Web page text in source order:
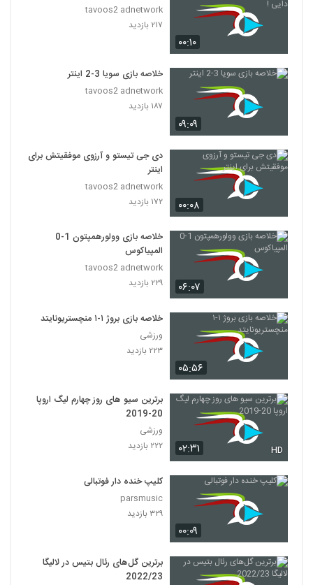
۰۰:۱۰
tavoos2 adnetwork
۲۱۷ بازدید
۰۹:۰۹
خلاصه بازی سویا 3-2 اینتر
tavoos2 adnetwork
۱۸۷ بازدید
۰۰:۰۸
دی جی تیستو و آرزوی موفقیتش برای
اینتر
tavoos2 adnetwork
۱۷۲ بازدید
۰۶:۰۷
خلاصه بازی وولورهمپتون 1-0
المپیاکوس
tavoos2 adnetwork
۲۲۹ بازدید
۰۵:۵۶
خلاصه بازی بروژ ۱-۱ منچستریونایتد
ورزشی
۲۲۳ بازدید
۰۲:۳۱ HD
برترین سیو‌ های روز چهارم لیگ اروپا
20-2019
ورزشی
۲۲۲ بازدید
۰۰:۰۹
کلیپ خنده دار فوتبالی
parsmusic
۳۲۹ بازدید
برترین گل‌های رئال بتیس در لالیگا
2022/23